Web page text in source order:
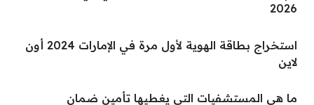
2026
استخراج بطاقة الهوية لأول مرة في الإمارات 2024 أون
لاين
ما هي المستشفيات التي يغطيها تأمين ضمان